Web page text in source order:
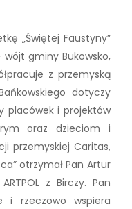
„Świętej Faustyny”
wójt gminy Bukowsko,
z przemyską
dotyczy
placówek i projektów
oraz dzieciom i
przemyskiej Caritas,
otrzymał Pan Artur
z Birczy. Pan
rzeczowo wspiera